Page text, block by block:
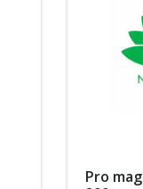
pro magnes bisglycina